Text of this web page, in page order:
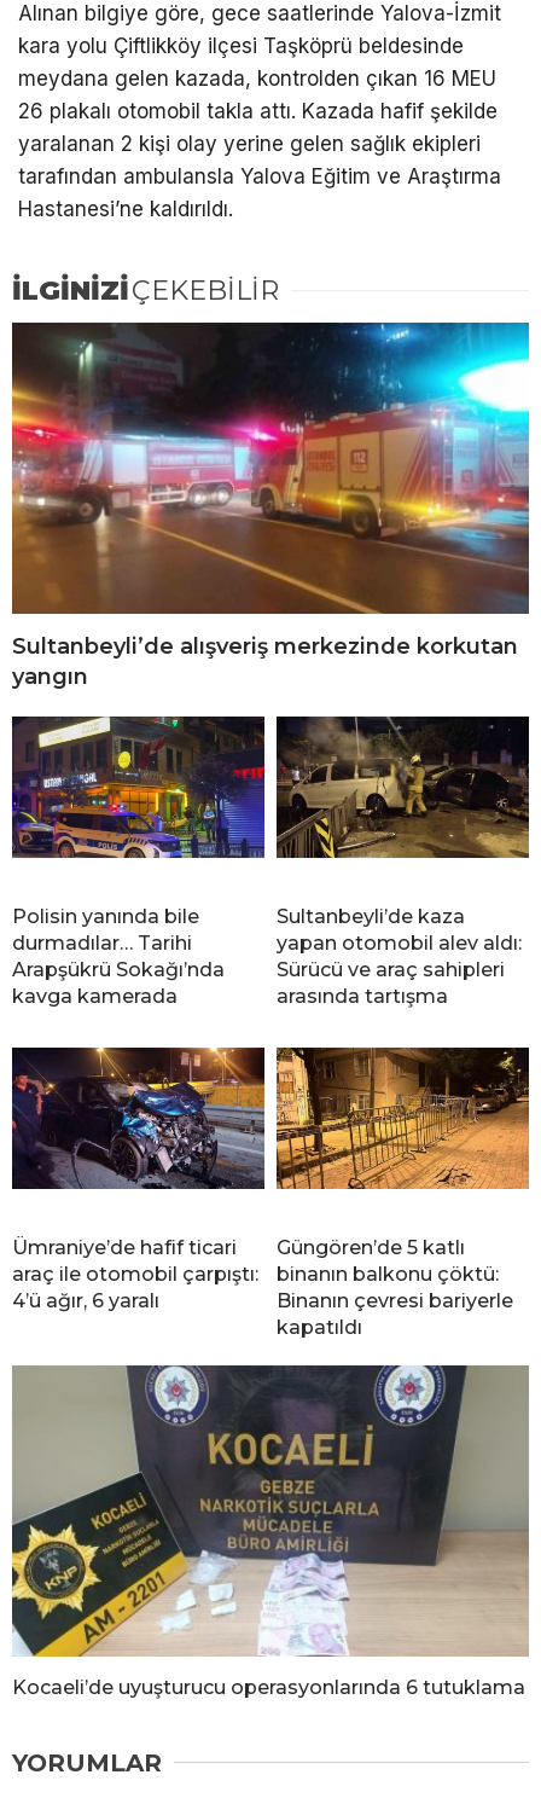
Alınan bilgiye göre, gece saatlerinde Yalova-İzmit
kara yolu Çiftlikköy ilçesi Taşköprü beldesinde
meydana gelen kazada, kontrolden çıkan 16 MEU
26 plakalı otomobil takla attı. Kazada hafif şekilde
yaralanan 2 kişi olay yerine gelen sağlık ekipleri
tarafından ambulansla Yalova Eğitim ve Araştırma
Hastanesi’ne kaldırıldı.
İLGİNİZİÇEKEBİLİR
Sultanbeyli’de alışveriş merkezinde korkutan
yangın
Polisin yanında bile
durmadılar… Tarihi
Arapşükrü Sokağı’nda
kavga kamerada
Sultanbeyli’de kaza
yapan otomobil alev aldı:
Sürücü ve araç sahipleri
arasında tartışma
Ümraniye’de hafif ticari
araç ile otomobil çarpıştı:
4’ü ağır, 6 yaralı
Güngören’de 5 katlı
binanın balkonu çöktü:
Binanın çevresi bariyerle
kapatıldı
Kocaeli’de uyuşturucu operasyonlarında 6 tutuklama
YORUMLAR